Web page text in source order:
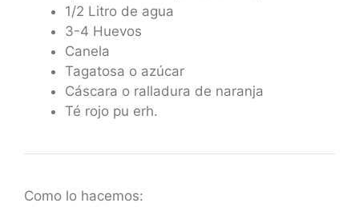
1/2 Litro de agua
3-4 Huevos
Canela
Tagatosa o azúcar
Cáscara o ralladura de naranja
Té rojo pu erh.
Como lo hacemos: